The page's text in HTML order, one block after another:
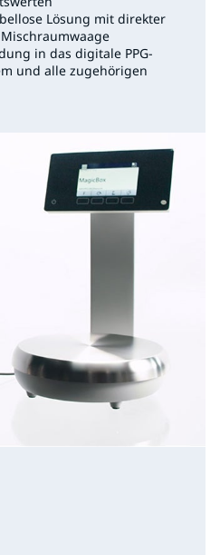
Lösung mit direkter
in das digitale PPG-
und alle zugehörigen